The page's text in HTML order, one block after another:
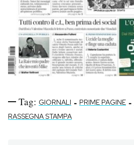
Tag: GIORNALI - PRIME PAGINE -
RASSEGNA STAMPA